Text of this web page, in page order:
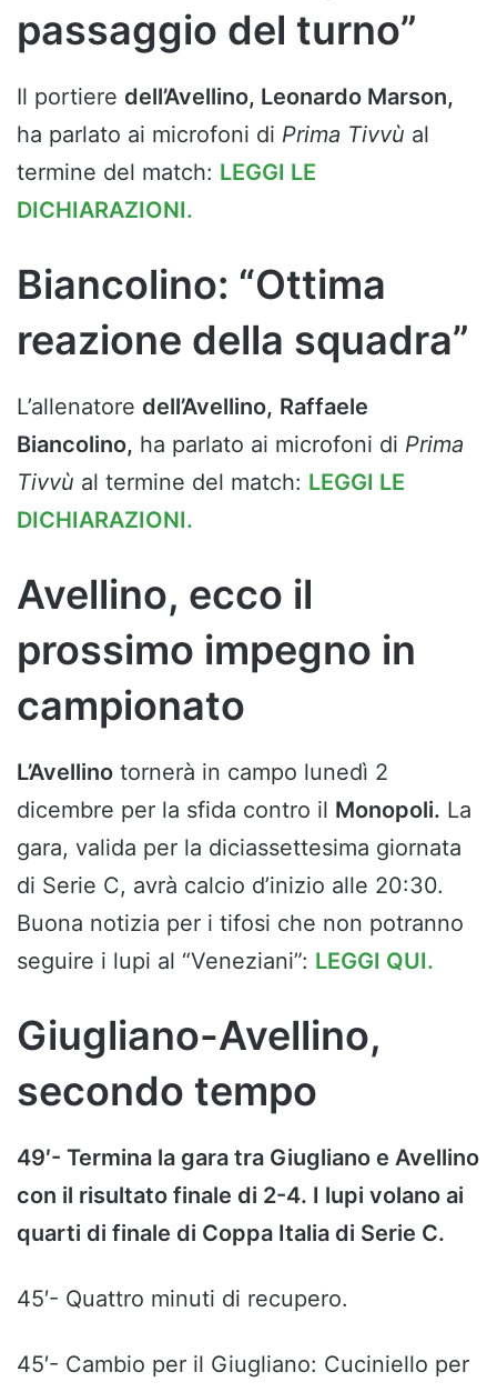
passaggio del turno”
Il portiere dell’Avellino, Leonardo Marson,
ha parlato ai microfoni di Prima Tivvù al
termine del match: LEGGI LE
DICHIARAZIONI.
Biancolino: “Ottima
reazione della squadra”
L’allenatore dell’Avellino, Raffaele
Biancolino, ha parlato ai microfoni di Prima
Tivvù al termine del match: LEGGI LE
DICHIARAZIONI.
Avellino, ecco il
prossimo impegno in
campionato
L’Avellino tornerà in campo lunedì 2
dicembre per la sfida contro il Monopoli. La
gara, valida per la diciassettesima giornata
di Serie C, avrà calcio d’inizio alle 20:30.
Buona notizia per i tifosi che non potranno
seguire i lupi al “Veneziani”: LEGGI QUI.
Giugliano-Avellino,
secondo tempo
49′- Termina la gara tra Giugliano e Avellino
con il risultato finale di 2-4. I lupi volano ai
quarti di finale di Coppa Italia di Serie C.
45′- Quattro minuti di recupero.
45′- Cambio per il Giugliano: Cuciniello per